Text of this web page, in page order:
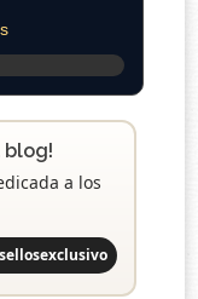
blog!
a los